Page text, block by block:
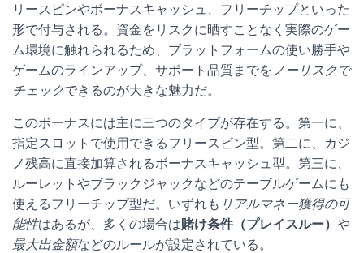
リースピンやボーナスキャッシュ、フリーチップといった
形で付与される。資金をリスクに晒すことなく実際のゲー
ム環境に触れられるため、プラットフォームの使い勝手や
ゲームのラインアップ、サポート品質までを ノーリスクで
チェックできるのが大きな魅力だ。
このボーナスには主に三つのタイプが存在する。第一に、
指定スロットで使用できるフリースピン型。第二に、カジ
ノ残高に直接加算されるボーナスキャッシュ型。第三に、
ルーレットやブラックジャックなどのテーブルゲームにも
使えるフリーチップ型だ。いずれも リアルマネー獲得の可
能性はあるが、多くの場合は賭け条件（プレイスルー） や
最大出金額などのルールが設定されている。